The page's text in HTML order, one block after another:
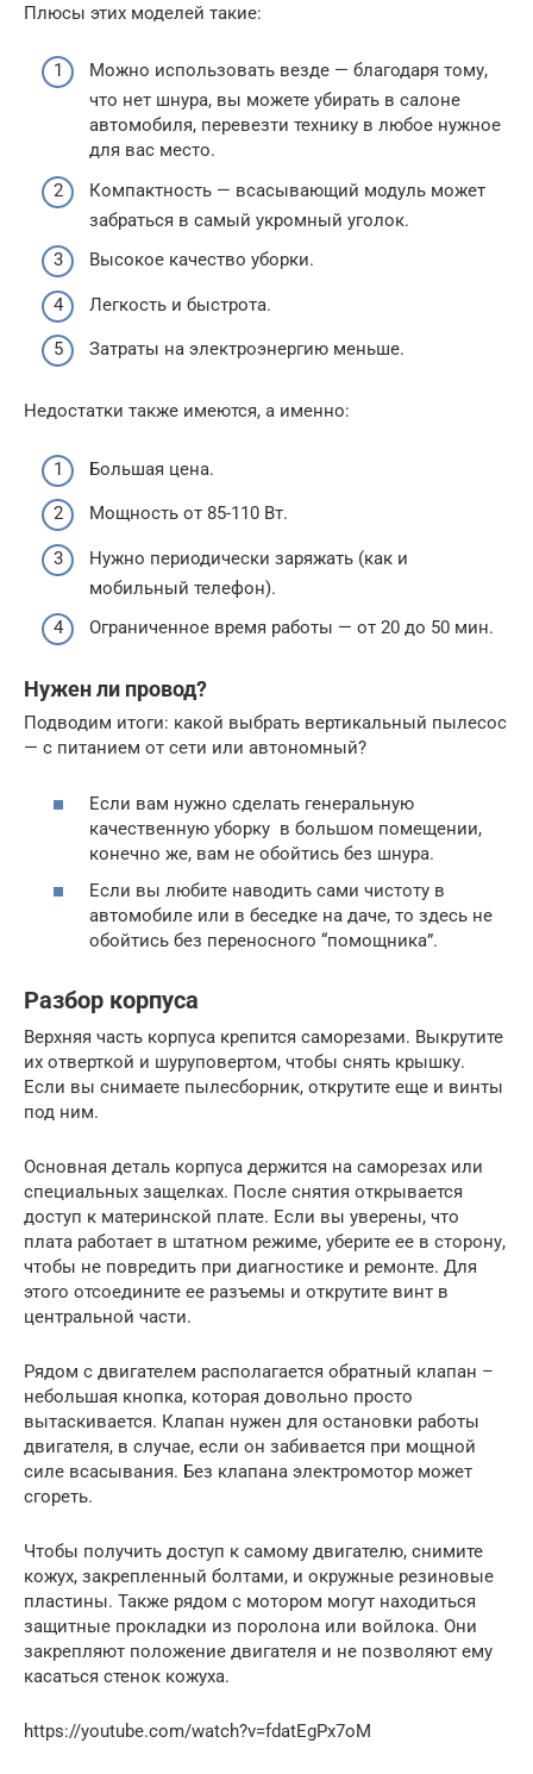
Плюсы этих моделей такие:
Можно использовать везде — благодаря тому,
что нет шнура, вы можете убирать в салоне
автомобиля, перевезти технику в любое нужное
для вас место.
Компактность — всасывающий модуль может
забраться в самый укромный уголок.
Высокое качество уборки.
Легкость и быстрота.
Затраты на электроэнергию меньше.
Недостатки также имеются, а именно:
Большая цена.
Мощность от 85-110 Вт.
Нужно периодически заряжать (как и
мобильный телефон).
Ограниченное время работы — от 20 до 50 мин.
Нужен ли провод?
Подводим итоги: какой выбрать вертикальный пылесос
— с питанием от сети или автономный?
Если вам нужно сделать генеральную
качественную уборку в большом помещении,
конечно же, вам не обойтись без шнура.
Если вы любите наводить сами чистоту в
автомобиле или в беседке на даче, то здесь не
обойтись без переносного “помощника”.
Разбор корпуса
Верхняя часть корпуса крепится саморезами. Выкрутите
их отверткой и шуруповертом, чтобы снять крышку.
Если вы снимаете пылесборник, открутите еще и винты
под ним.
Основная деталь корпуса держится на саморезах или
специальных защелках. После снятия открывается
доступ к материнской плате. Если вы уверены, что
плата работает в штатном режиме, уберите ее в сторону,
чтобы не повредить при диагностике и ремонте. Для
этого отсоедините ее разъемы и открутите винт в
центральной части.
Рядом с двигателем располагается обратный клапан –
небольшая кнопка, которая довольно просто
вытаскивается. Клапан нужен для остановки работы
двигателя, в случае, если он забивается при мощной
силе всасывания. Без клапана электромотор может
сгореть.
Чтобы получить доступ к самому двигателю, снимите
кожух, закрепленный болтами, и окружные резиновые
пластины. Также рядом с мотором могут находиться
защитные прокладки из поролона или войлока. Они
закрепляют положение двигателя и не позволяют ему
касаться стенок кожуха.
https://youtube.com/watch?v=fdatEgPx7oM